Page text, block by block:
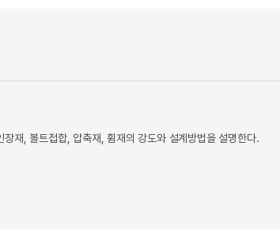
재, 볼트접합, 압축재, 휨재의 강도와 설계방법을 설명한다.